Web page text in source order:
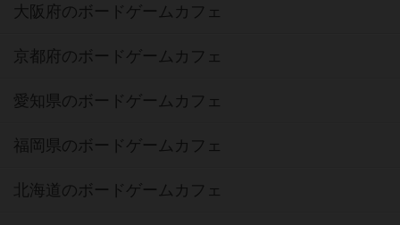
大阪府のボードゲームカフェ
京都府のボードゲームカフェ
愛知県のボードゲームカフェ
福岡県のボードゲームカフェ
北海道のボードゲームカフェ